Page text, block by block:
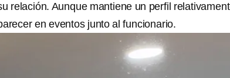
relación. Aunque mantiene un perfil
en eventos junto al funcionario.